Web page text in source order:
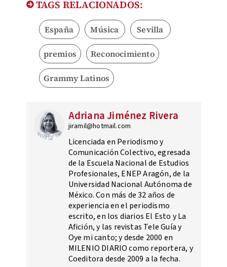
TAGS RELACIONADOS:
España Música Sevilla
premios Reconocimiento
Grammy Latinos
Adriana Jiménez Rivera
jiramil@hotmail.com
Licenciada en Periodismo y
Comunicación Colectivo, egresada
de la Escuela Nacional de Estudios
Profesionales, ENEP Aragón, de la
Universidad Nacional Autónoma de
México. Con más de 32 años de
experiencia en el periodismo
escrito, en los diarios El Esto y La
Afición, y las revistas Tele Guía y
Oye mi canto; y desde 2000 en
MILENIO DIARIO como reportera, y
Coeditora desde 2009 a la fecha.